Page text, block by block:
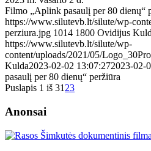
Filmo „Aplink pasaulį per 80
https://www.silutevb.lt/silute/wp-
perziura.jpg 1014 1800 Ovidijus
https://www.silutevb.lt/silute/wp-
content/uploads/2021/05/
Kulda2023-02-02 13:07:272023-02-
pasaulį per 80 dienų“ peržiūra
Puslapis 1 iš 31 23
Anonsai